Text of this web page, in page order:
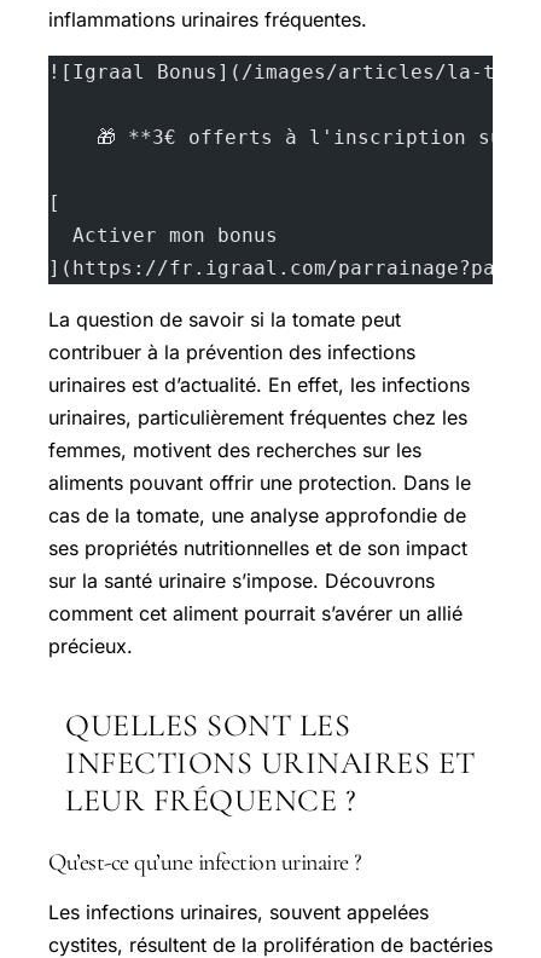
inflammations urinaires fréquentes.
![Igraal Bonus](/images/articles/la-
🎁 **3€ offerts à l'inscription sur
[
  Activer mon bonus
](https://fr.igraal.com/
La question de savoir si la tomate peut
contribuer à la prévention des infections
urinaires est d’actualité. En effet, les infections
urinaires, particulièrement fréquentes chez les
femmes, motivent des recherches sur les
aliments pouvant offrir une protection. Dans le
cas de la tomate, une analyse approfondie de
ses propriétés nutritionnelles et de son impact
sur la santé urinaire s’impose. Découvrons
comment cet aliment pourrait s’avérer un allié
précieux.
QUELLES SONT LES
INFECTIONS URINAIRES ET
LEUR FRÉQUENCE ?
Qu’est-ce qu’une infection urinaire ?
Les infections urinaires, souvent appelées
cystites, résultent de la prolifération de bactéries